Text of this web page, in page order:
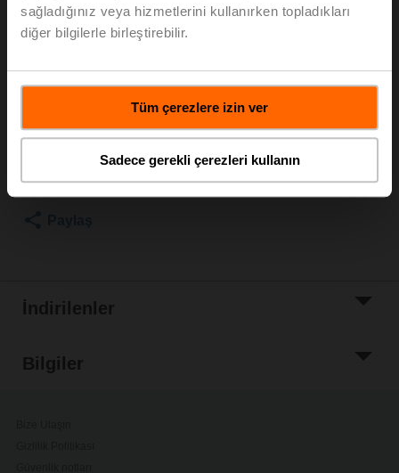
sağladığınız veya hizmetlerini kullanırken topladıkları
diğer bilgilerle birleştirebilir.
Tüm çerezlere izin ver
Sadece gerekli çerezleri kullanın
A-22D-A10
Sepete ekle
Proje listesine
ekle
İndirilenler
Bilgiler